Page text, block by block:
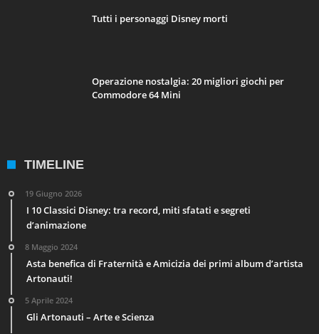
Tutti i personaggi Disney morti
Operazione nostalgia: 20 migliori giochi per
Commodore 64 Mini
TIMELINE
19 Giugno 2026
I 10 Classici Disney: tra record, miti sfatati e segreti
d’animazione
8 Maggio 2024
Asta benefica di Fraternità e Amicizia dei primi album d’artista
Artonauti!
5 Aprile 2024
Gli Artonauti – Arte e Scienza